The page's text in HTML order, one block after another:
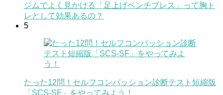
ジムでよく見かける「足上げベンチプレス」って胸ト
レとして効果あるの？
5
たった12問！セルフコンパッション診断テスト短縮版
「SCS-SF」をやってみよう！